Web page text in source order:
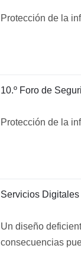
Protección de la
10.º Foro de
Protección de la
Servicios
Un diseño
consecuencias